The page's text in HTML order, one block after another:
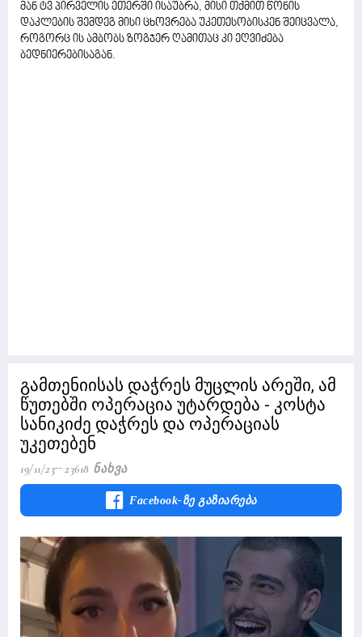
მან ტვ პირველის ეთერში ისაუბრა, მისი თქმით წონის
დაკლების შემდეგ მისი ცხოვრება უკეთესობისკენ შეიცვალა,
როგორც ის ამბობს ზოგჯერ ღამითაც კი ეღვიძება
ბედნიერებისაგან.
გამთენიისას დაჭრეს მუცლის არეში, ამ
წუთებში ოპერაცია უტარდება - კოსტა
სანიკიძე დაჭრეს და ოპერაციას
უკეთებენ
19/11/23 23618 Ნახვა
Facebook-Ზე Გაზიარება